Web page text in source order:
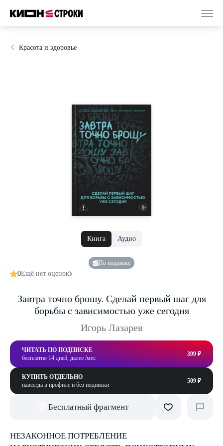
Красота и здоровье
Книга Аудио
По подписке
0Ещё нет оценок
Завтра точно брошу. Сделай первый шаг для
борьбы с зависимостью уже сегодня
Игорь Лазарев
ЧИТАТЬ ПО ПОДПИСКЕ
бесплатно 14 дней, далее /мес
399 ₽
КУПИТЬ ОТДЕЛЬНО
навсегда в профиле и без подписки
509 ₽
Бесплатный фрагмент
НЕЗАКОННОЕ ПОТРЕБЛЕНИЕ